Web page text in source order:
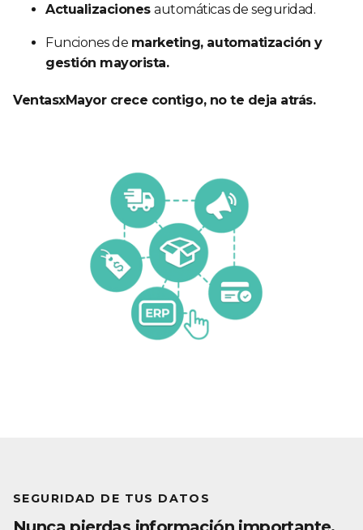
Actualizacionesautomáticas de seguridad.
Funciones de marketing, automatización y
gestión mayorista.
VentasxMayor crece contigo, no te deja atrás.
SEGURIDAD DE TUS DATOS